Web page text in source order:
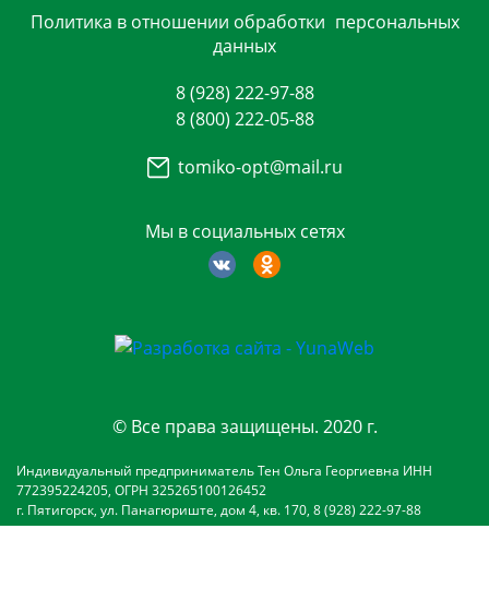
Политика в отношении обработки персональных
данных
Мы в социальных сетях
8 (928) 222-97-88
8 (800) 222-05-88
tomiko-opt@mail.ru
© Все права защищены. 2020 г.
Индивидуальный предприниматель Тен Ольга Георгиевна ИНН
772395224205, ОГРН 325265100126452
г. Пятигорск, ул. Панагюриште, дом 4, кв. 170, 8 (928) 222-97-88